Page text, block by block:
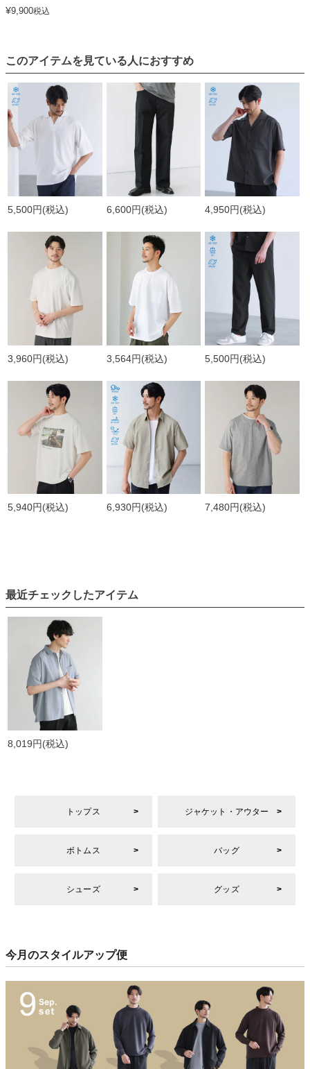
¥9,900税込
このアイテムを見ている人におすすめ
5,500円(税込) 6,600円(税込) 4,950円(税込)
3,960円(税込) 3,564円(税込) 5,500円(税込)
5,940円(税込) 6,930円(税込) 7,480円(税込)
最近チェックしたアイテム
8,019円(税込)
トップス ジャケット・アウター
ボトムス バッグ
シューズ グッズ
今月のスタイルアップ便